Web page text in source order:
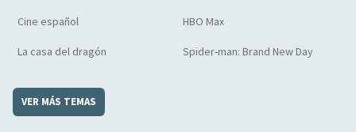
Cine español HBO Max
La casa del dragón Spider-man: Brand New Day
VER MÁS TEMAS